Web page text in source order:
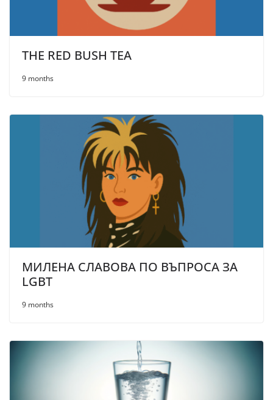
THE RED BUSH ТЕА
9 months
МИЛЕНА СЛАВОВА ПО ВЪПРОСА ЗА
LGBT
9 months